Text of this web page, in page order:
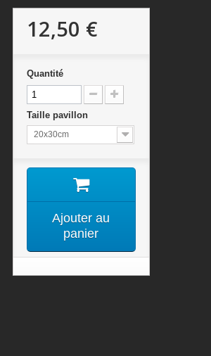
12,50 €
Quantité
Taille pavillon
20x30cm
Ajouter au
panier